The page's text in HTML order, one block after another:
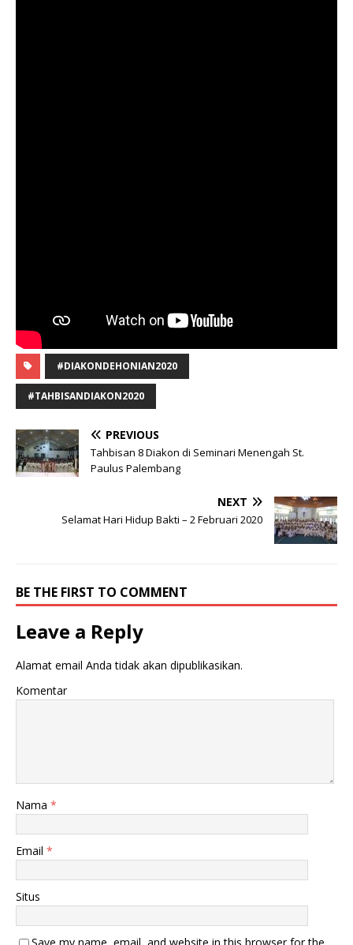
#DIAKONDEHONIAN2020
#TAHBISANDIAKON2020
PREVIOUS
Tahbisan 8 Diakon di Seminari Menengah St.
Paulus Palembang
NEXT
Selamat Hari Hidup Bakti – 2 Februari 2020
BE THE FIRST TO COMMENT
Leave a Reply
Alamat email Anda tidak akan dipublikasikan.
Komentar
Nama *
Email *
Situs